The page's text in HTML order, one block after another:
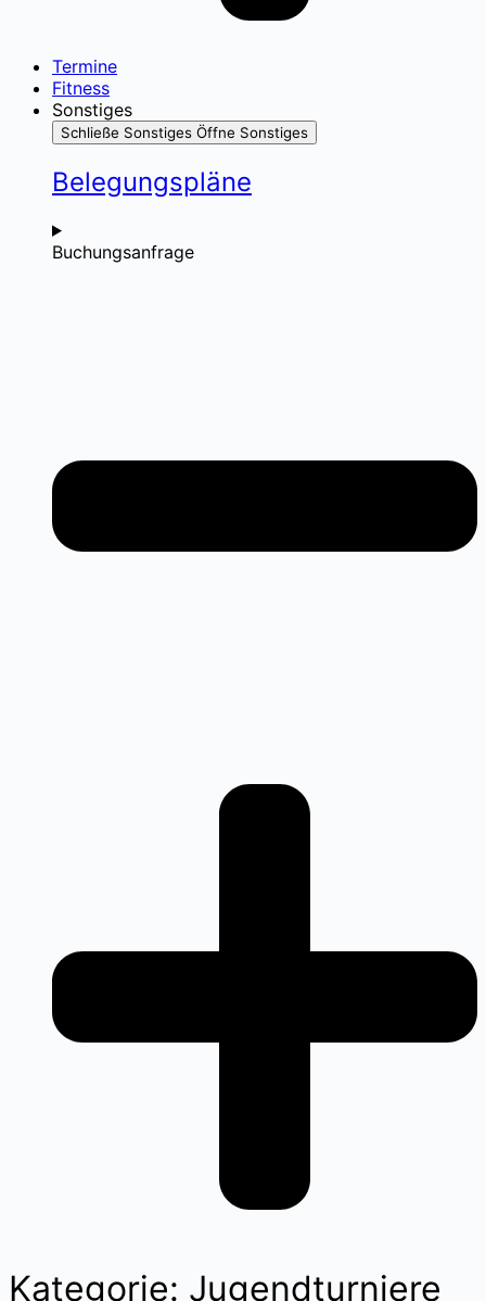
Termine
Fitness
Sonstiges
Schließe Sonstiges Öffne Sonstiges
Belegungspläne
Buchungsanfrage
Kategorie: Jugendturniere